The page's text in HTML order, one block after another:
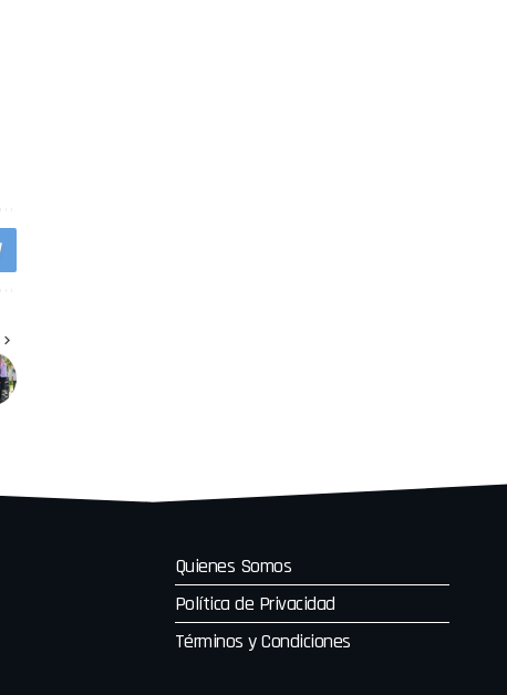
Quienes Somos
Política de Privacidad
Términos y Condiciones